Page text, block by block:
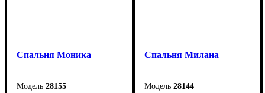
Спальня Моника
28155
Спальня Милана
28144